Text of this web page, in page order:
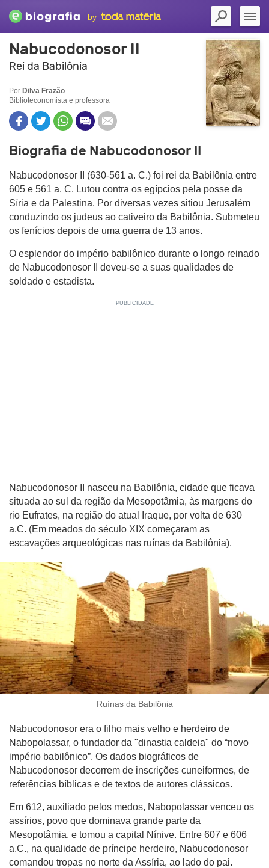
by
Nabucodonosor II
Rei da Babilônia
Por Dilva Frazão
Biblioteconomista e professora
Biografia de Nabucodonosor II
Nabucodonosor II (630-561 a. C.) foi rei da Babilônia entre
605 e 561 a. C. Lutou contra os egípcios pela posse da
Síria e da Palestina. Por diversas vezes sitiou Jerusalém
conduzindo os judeus ao cativeiro da Babilônia. Submeteu
os fenícios depois de uma guerra de 13 anos.
O esplendor do império babilônico durante o longo reinado
de Nabucodonosor II deveu-se a suas qualidades de
soldado e estadista.
Nabucodonosor II nasceu na Babilônia, cidade que ficava
situada ao sul da região da Mesopotâmia, às margens do
rio Eufrates, na região do atual Iraque, por volta de 630
a.C. (Em meados do século XIX começaram as
escavações arqueológicas nas ruínas da Babilônia).
Ruínas da Babilônia
Nabucodonosor era o filho mais velho e herdeiro de
Nabopolassar, o fundador da "dinastia caldeia" do “novo
império babilônico”. Os dados biográficos de
Nabucodonosor decorrem de inscrições cuneiformes, de
referências bíblicas e de textos de autores clássicos.
Em 612, auxiliado pelos medos, Nabopolassar venceu os
assírios, povo que dominava grande parte da
Mesopotâmia, e tomou a capital Nínive. Entre 607 e 606
a.C., na qualidade de príncipe herdeiro, Nabucodonosor
comandou tropas no norte da Assíria, ao lado do pai.